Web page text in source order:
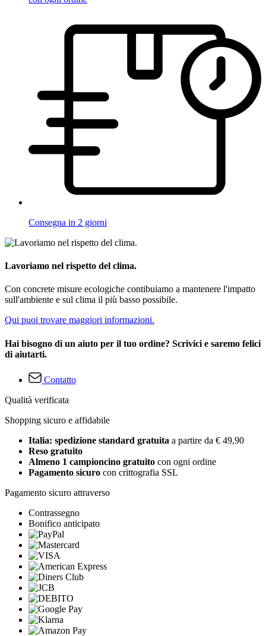
Consegna in 2 giorni
Lavoriamo nel rispetto del clima.
Con concrete misure ecologiche contibuiamo a mantenere l'impatto
sull'ambiente e sul clima il più basso possibile.
Qui puoi trovare maggiori informazioni.
Hai bisogno di un aiuto per il tuo ordine? Scrivici e saremo felici
di aiutarti.
Contatto
Qualità verificata
Shopping sicuro e affidabile
Italia: spedizione standard gratuita a partire da € 49,90
Reso gratuito
Almeno 1 campioncino gratuito con ogni ordine
Pagamento sicuro con crittografia SSL
Pagamento sicuro attraverso
Contrassegno
Bonifico anticipato